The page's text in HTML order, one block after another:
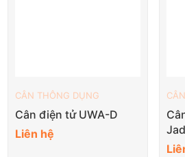
CÂN THÔNG DỤNG
Cân điện tử UWA-D
Liên hệ